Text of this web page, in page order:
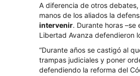
A diferencia de otros
manos de los aliados la
intervenir. Durante horas –se
Libertad Avanza defendieron
“Durante años se castigó al
trampas judiciales y poner
defendiendo la reforma del